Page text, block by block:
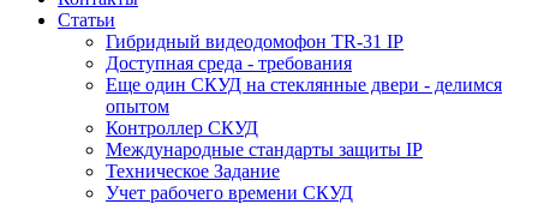
Статьи
Гибридный видеодомофон TR-31 IP
Доступная среда - требования
Еще один СКУД на стеклянные двери - делимся
опытом
Контроллер СКУД
Международные стандарты защиты IP
Техническое Задание
Учет рабочего времени СКУД